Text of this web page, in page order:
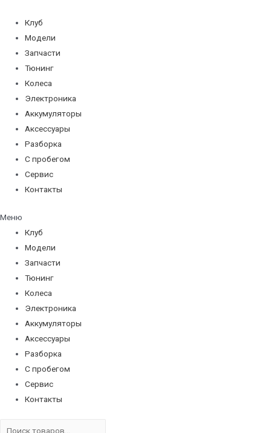
содержимому
Клуб
Модели
Запчасти
Тюнинг
Колеса
Электроника
Аккумуляторы
Аксессуары
Разборка
С пробегом
Сервис
Контакты
Меню
Клуб
Модели
Запчасти
Тюнинг
Колеса
Электроника
Аккумуляторы
Аксессуары
Разборка
С пробегом
Сервис
Контакты